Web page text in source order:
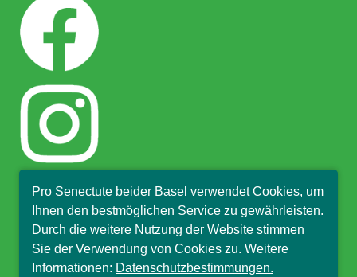
Pro Senectute beider Basel verwendet Cookies, um
Ihnen den bestmöglichen Service zu gewährleisten.
Durch die weitere Nutzung der Website stimmen
Sie der Verwendung von Cookies zu. Weitere
Informationen: Datenschutzbestimmungen.